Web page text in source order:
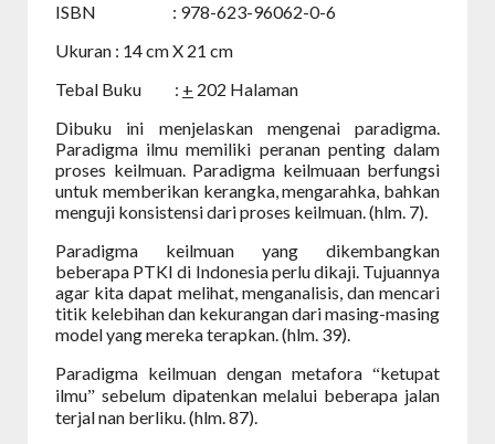
ISBN
: 978-623-96062-0-6
Ukuran : 14 cm X 21 cm
Tebal Buku
: + 202 Halaman
Dibuku ini menjelaskan mengenai paradigma.
Paradigma ilmu memiliki peranan penting dalam
proses keilmuan. Paradigma keilmuaan berfungsi
untuk memberikan kerangka, mengarahka, bahkan
menguji konsistensi dari proses keilmuan. (hlm. 7).
Paradigma keilmuan yang dikembangkan
beberapa PTKI di Indonesia perlu dikaji. Tujuannya
agar kita dapat melihat, menganalisis, dan mencari
titik kelebihan dan kekurangan dari masing-masing
model yang mereka terapkan. (hlm. 39).
Paradigma keilmuan dengan metafora “ketupat
ilmu” sebelum dipatenkan melalui beberapa jalan
terjal nan berliku. (hlm. 87).